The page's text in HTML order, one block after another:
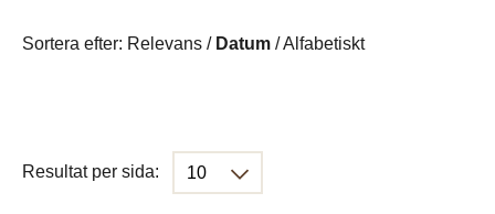
Sortera efter: Relevans / Datum /Alfabetiskt
Resultat per sida: